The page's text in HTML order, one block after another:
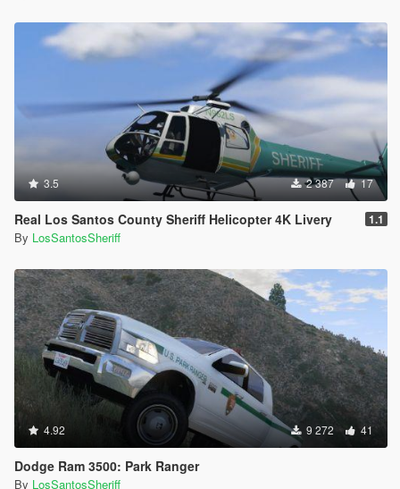
3.5 2 387 17
Real Los Santos County Sheriff Helicopter 4K Livery 1.1
By LosSantosSheriff
4.92 9 272 41
Dodge Ram 3500: Park Ranger
By LosSantosSheriff